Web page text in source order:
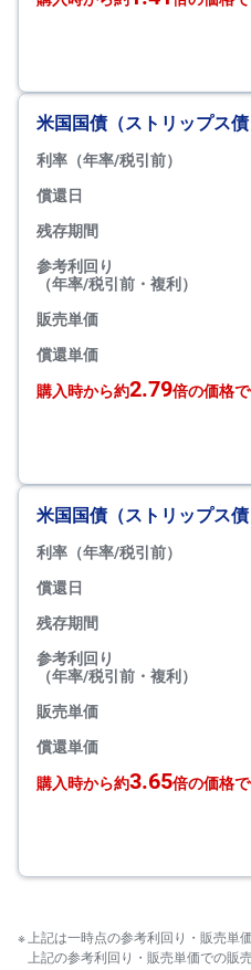
米国国債（ストリップス債
利率（年率/税引前）
償還日
残存期間
参考利回り
（年率/税引前・複利）
販売単価
償還単価
購入時から約2.79倍の価格
米国国債（ストリップス債
利率（年率/税引前）
償還日
残存期間
参考利回り
（年率/税引前・複利）
販売単価
償還単価
購入時から約3.65倍の価格
上記は一時点の参考利回り・販売単
上記の参考利回り・販売単価での販